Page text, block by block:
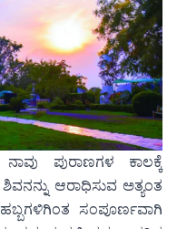
ಪುರಾಣಗಳ ಕಾಲಕ್ಕೆ
ಆರಾಧಿಸುವ ಅತ್ಯಂತ
ಹಬ್ಬಗಳಿಗಿಂತ ಸಂಪೂರ್ಣವಾಗಿ